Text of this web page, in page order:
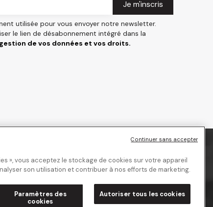
utilisée pour vous envoyer notre newsletter.
le lien de désabonnement intégré dans la
de vos données et vos droits.
», vous acceptez le stockage de cookies sur votre appareil
son utilisation et contribuer à nos efforts de marketing.
Paramètres des
cookies
Autoriser tous les cookies
Continuer sans accepter